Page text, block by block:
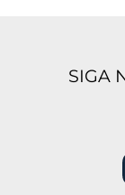
SIGA